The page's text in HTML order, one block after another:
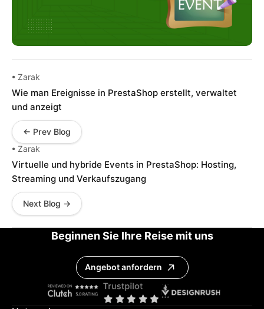
• Zarak
Wie man Ereignisse in PrestaShop erstellt, verwaltet
und anzeigt
← Prev Blog
• Zarak
Virtuelle und hybride Events in PrestaShop: Hosting,
Streaming und Verkaufszugang
Next Blog →
Beginnen Sie Ihre Reise mit uns
Angebot anfordern